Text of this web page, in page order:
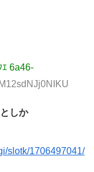
6a46-
しか
slotk/1706497041/